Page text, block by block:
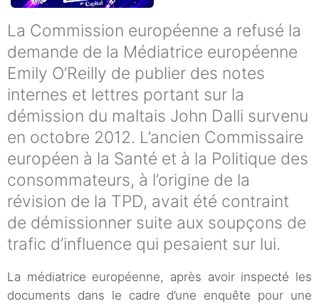
La Commission européenne a refusé la
demande de la Médiatrice européenne
Emily O’Reilly de publier des notes
internes et lettres portant sur la
démission du maltais John Dalli survenu
en octobre 2012. L’ancien Commissaire
européen à la Santé et à la Politique des
consommateurs, à l’origine de la
révision de la TPD, avait été contraint
de démissionner suite aux soupçons de
trafic d’influence qui pesaient sur lui.
La médiatrice européenne, après avoir inspecté les
documents dans le cadre d’une enquête pour une